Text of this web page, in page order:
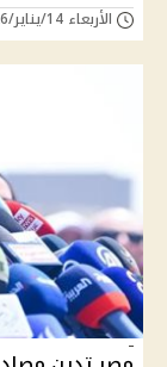
الأربعاء 14/يناير/2026 - 11:34 م